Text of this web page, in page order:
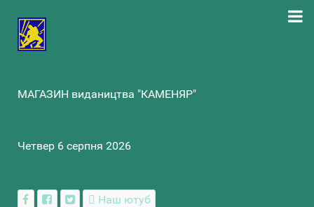
МАГАЗИН видаництва "КАМЕНЯР"
Четвер 6 серпня 2026
Наш ютуб